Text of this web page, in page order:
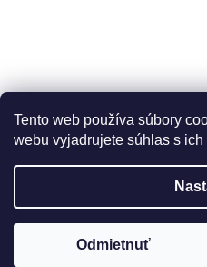
Tento web používa súbory
webu vyjadrujete súhlas s
Odmietnuť